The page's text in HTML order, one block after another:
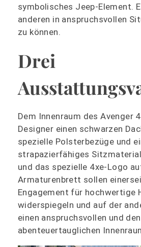
symbolisches Jeep-Element.
anderen in anspruchsvollen
zu können.
Drei
Dem Innenraum des Avenger
Designer einen schwarzen
spezielle Polsterbezüge und
strapazierfähiges
und das spezielle 4xe-Logo
Armaturenbrett sollen
Engagement für hochwertige
widerspiegeln und auf der
einen anspruchsvollen und
abenteuertauglichen